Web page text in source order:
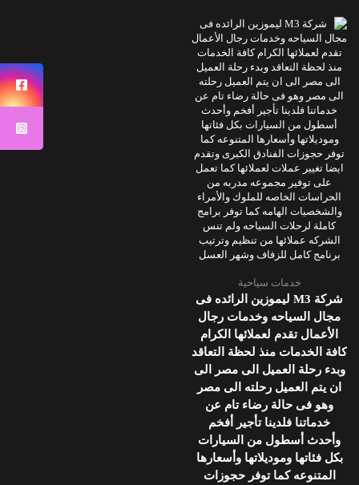
خدمات سياحية
شركة M3 ليموزين الرائده فى
مجال السياحه وخدمات رجال
الأعمال تقدم لعملائها الكرام
كافة الخدمات منذ لحظة التعاقد
وبدء رحلة العميل الى مصر الى
ان يتم العميل رحلته الى مصر
وهو فى حالة رضاء تام عن
خدماتنا فلدينا تأجير أفخم
وأحدث أسطول من السيارات
بكل فئاتها وموديلاتها وأسعارها
المتنوعه كما توفر حجوزات